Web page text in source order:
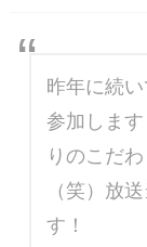
昨年に続
参加しま
りのこだ
（笑）放
す！